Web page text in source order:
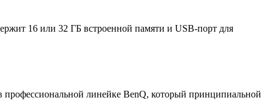
16 или 32 ГБ встроенной памяти и USB-порт для
профессиональной линейке BenQ, который принципиальной